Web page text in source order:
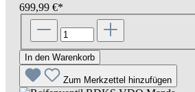
699,99 €*
In den Warenkorb
Zum Merkzettel hinzufügen